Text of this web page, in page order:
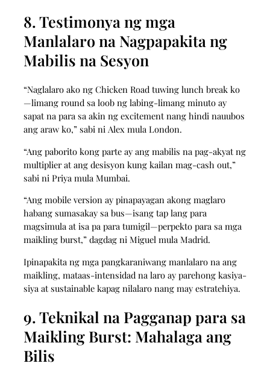
8. Testimonya ng mga
Manlalaro na Nagpapakita ng
Mabilis na Sesyon
“Naglalaro ako ng Chicken Road tuwing lunch break ko
—limang round sa loob ng labing-limang minuto ay
sapat na para sa akin ng excitement nang hindi nauubos
ang araw ko,” sabi ni Alex mula London.
“Ang paborito kong parte ay ang mabilis na pag-akyat ng
multiplier at ang desisyon kung kailan mag-cash out,”
sabi ni Priya mula Mumbai.
“Ang mobile version ay pinapayagan akong maglaro
habang sumasakay sa bus—isang tap lang para
magsimula at isa pa para tumigil—perpekto para sa mga
maikling burst,” dagdag ni Miguel mula Madrid.
Ipinapakita ng mga pangkaraniwang manlalaro na ang
maikling, mataas‑intensidad na laro ay parehong kasiya-
siya at sustainable kapag nilalaro nang may estratehiya.
9. Teknikal na Pagganap para sa
Maikling Burst: Mahalaga ang
Bilis